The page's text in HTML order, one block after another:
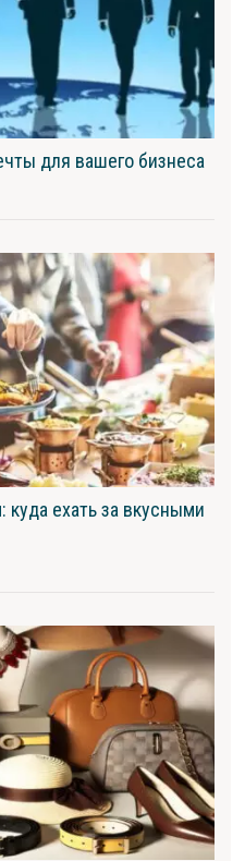
для вашего бизнеса
куда ехать за вкусными